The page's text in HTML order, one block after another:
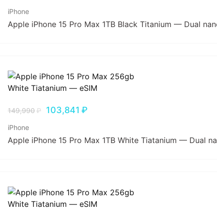
iPhone
Apple iPhone 15 Pro Max 1TB Black Titanium — Dual
149,990₽ 103,841 ₽
iPhone
Apple iPhone 15 Pro Max 1TB White Tiatanium — Dual